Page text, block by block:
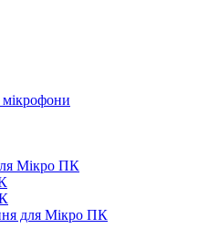
Мікро ПК
для Мікро ПК